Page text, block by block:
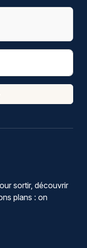
sortir, découvrir
plans : on